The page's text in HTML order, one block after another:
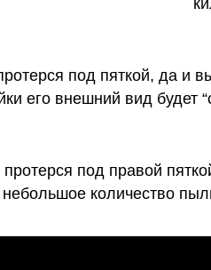
под пяткой, да и
его внешний вид будет
под правой
количество